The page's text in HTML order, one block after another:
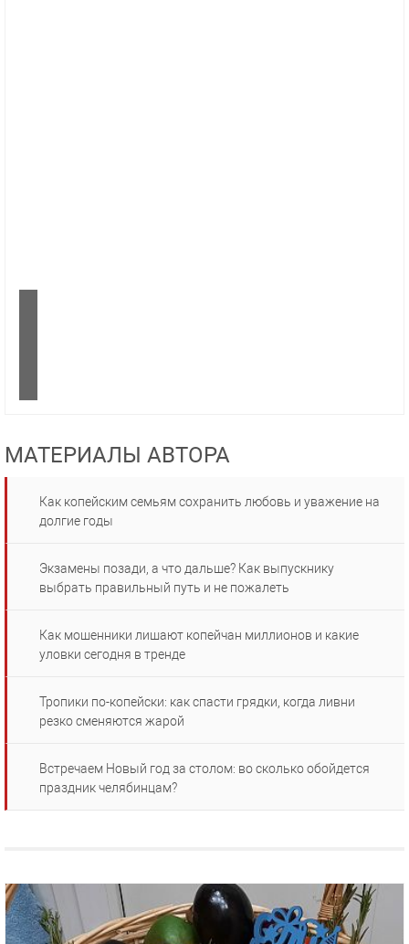
МАТЕРИАЛЫ АВТОРА
Как копейским семьям сохранить любовь и уважение на
долгие годы
Экзамены позади, а что дальше? Как выпускнику
выбрать правильный путь и не пожалеть
Как мошенники лишают копейчан миллионов и какие
уловки сегодня в тренде
Тропики по-копейски: как спасти грядки, когда ливни
резко сменяются жарой
Встречаем Новый год за столом: во сколько обойдется
праздник челябинцам?